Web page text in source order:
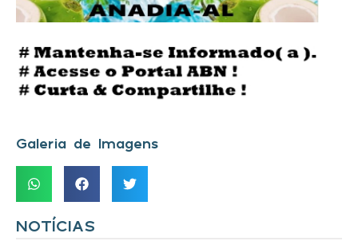
Galeria de Imagens
NOTÍCIAS